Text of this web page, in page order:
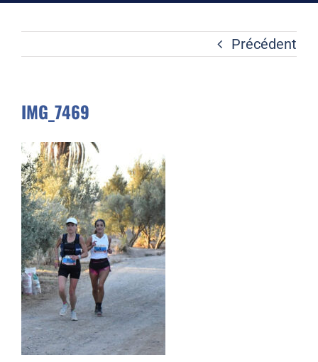
Photos
Contact
Précédent
IMG_7469